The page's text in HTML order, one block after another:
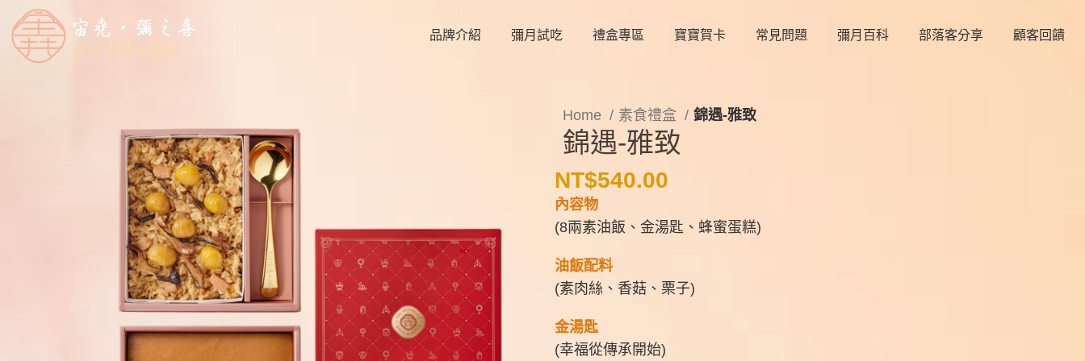
品牌介紹 彌月試吃 禮盒專區 寶寶賀卡 常見問題 彌月百科 部落客分享 顧客回饋
Home 素食禮盒 錦遇-雅致
錦遇-雅致
NT$540.00
內容物
(8兩素油飯、金湯匙、蜂蜜蛋糕)
油飯配料
(素肉絲、香菇、栗子)
金湯匙
(幸福從傳承開始)